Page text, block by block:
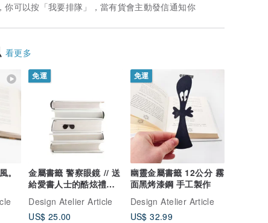
你可以按「我要排隊」，當有貨會主動發信通知你
看更多
。
免運
金屬書籤 警察眼鏡 // 送
給愛書人士的酷炫禮物
// 免運
Design Atelier Article
US$ 25.00
免運
幽靈金屬書籤 12公分 霧
面黑烤漆鋼 手工製作
Design Atelier Article
US$ 32.99